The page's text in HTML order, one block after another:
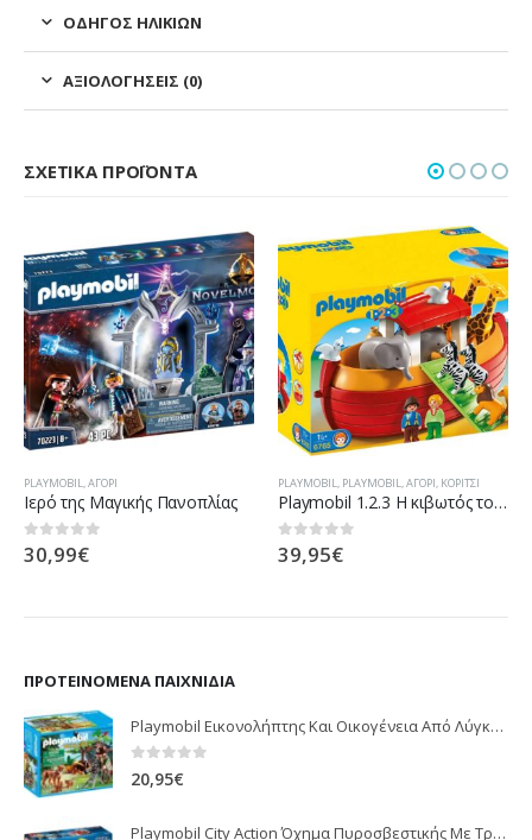
ΟΔΗΓΌΣ ΗΛΙΚΙΏΝ
ΑΞΙΟΛΟΓΉΣΕΙΣ (0)
ΣΧΕΤΙΚΆ ΠΡΟΪΌΝΤΑ
PLAYMOBIL,ΑΓΌΡΙ
Ιερό της Μαγικής Πανοπλίας
0out of 5
30,99€
PLAYMOBIL, PLAYMOBIL,ΑΓΌΡΙ, ΚΟΡΊΤΣΙ
Playmobil 1.2.3 Η κιβωτός του Νώε 6765
0out of 5
39,95€
ΠΡΟΤΕΙΝΌΜΕΝΑ ΠΑΙΧΝΊΔΙΑ
Playmobil Εικονολήπτης Και Οικογένεια Από Λύγκες 5561
0 out of 5
20,95€
Playmobil City Action Όχημα Πυροσβεστικής Με Τροχαλία Ρυμούλκησης 9466